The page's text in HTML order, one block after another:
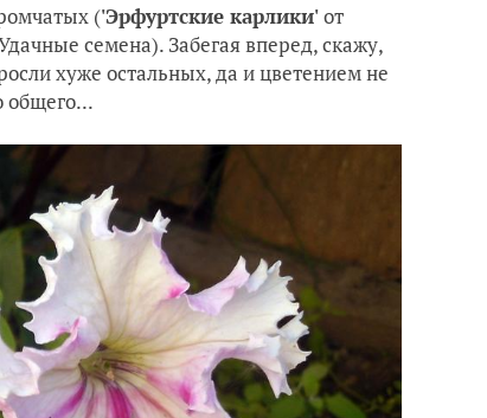
('Эрфуртские карлики'от
семена). Забегая вперед, скажу,
хуже остальных, да и цветением не
общего...